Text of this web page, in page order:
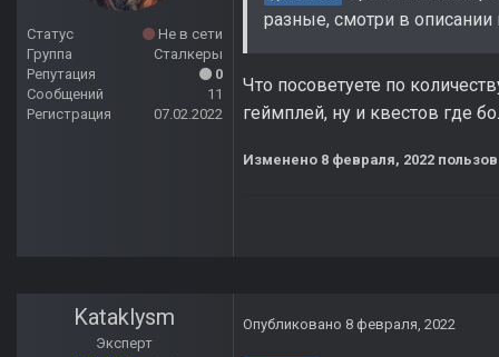
Статус
Не в сети
Группа
Сталкеры
Репутация
0
Сообщений
11
Регистрация
07.02.2022
разные, смотри в описании
Что посоветуете по
геймплей, ну и квестов где
Изменено 8 февраля, 2022
Kataklysm
Эксперт
Опубликовано 8 февраля, 2022